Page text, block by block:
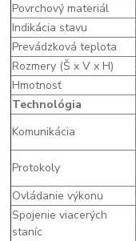
Povrchový materiál
Indikácia stavu
Prevádzková teplota
Rozmery (Š x V x H)
Hmotnosť
Technológia
Komunikácia
Protokoly
Ovládanie výkonu
Spojenie viacerých
staníc